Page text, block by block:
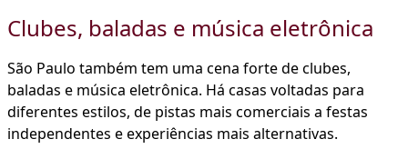
Clubes, baladas e música eletrônica
São Paulo também tem uma cena forte de clubes,
baladas e música eletrônica. Há casas voltadas para
diferentes estilos, de pistas mais comerciais a festas
independentes e experiências mais alternativas.